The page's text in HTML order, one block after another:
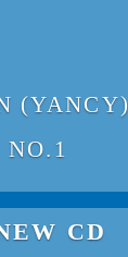
(YANCY)
CD